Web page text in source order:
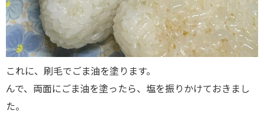
これに、刷毛でごま油を塗ります。
んで、両面にごま油を塗ったら、塩を振りかけておきまし
た。